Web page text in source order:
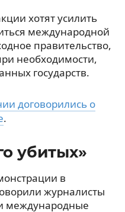
хотят усилить
международной
правительство,
необходимости,
государств.
договорились о
.
убитых»
в
журналисты
международные